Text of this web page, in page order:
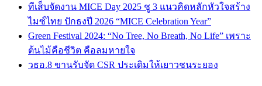
ทีเส็บจัดงาน MICE Day 2025 ชู 3 แนวคิดหลักหัวใจสร้าง
ไมซ์ไทย ปักธงปี 2026 “MICE Celebration Year”
Green Festival 2024: “No Tree, No Breath, No Life” เพราะ
ต้นไม้คือชีวิต คือลมหายใจ
วธอ.8 ขานรับจัด CSR ประเดิมให้เยาวชนระยอง